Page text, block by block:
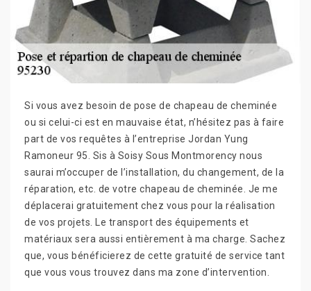
Si vous avez besoin de pose de chapeau de cheminée
ou si celui-ci est en mauvaise état, n’hésitez pas à faire
part de vos requêtes à l’entreprise Jordan Yung
Ramoneur 95. Sis à Soisy Sous Montmorency nous
saurai m’occuper de l’installation, du changement, de la
réparation, etc. de votre chapeau de cheminée. Je me
déplacerai gratuitement chez vous pour la réalisation
de vos projets. Le transport des équipements et
matériaux sera aussi entièrement à ma charge. Sachez
que, vous bénéficierez de cette gratuité de service tant
que vous vous trouvez dans ma zone d’intervention.